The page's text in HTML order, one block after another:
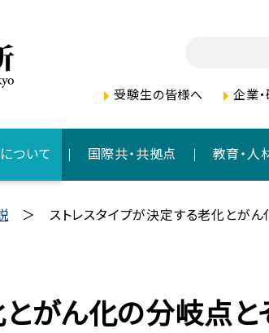
受験生の皆様へ 企業
ついて 国際共・共拠点 教育・人
ストレスタイプが決定する老化とが
とがん化の分岐点と